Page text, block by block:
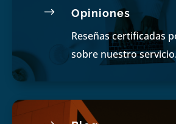
$ Opiniones
Reseñas certificadas
sobre nuestro